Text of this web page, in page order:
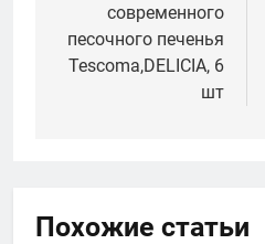
записям
современного
песочного печенья
Tescoma,DELICIA, 6
шт
Похожие статьи